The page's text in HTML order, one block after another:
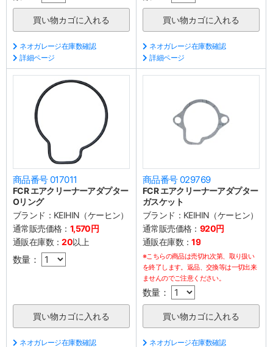
ネオガレージ在庫数確認
詳細ページ
ネオガレージ在庫数確認
詳細ページ
商品番号 017011
FCR エアクリーナーアダプター
Oリング
ブランド： KEIHIN（ケーヒン）
通常販売価格： 1,570円
通販在庫数：20以上
数量：
ネオガレージ在庫数確認
商品番号 029769
FCR エアクリーナーアダプター
ガスケット
ブランド： KEIHIN（ケーヒン）
通常販売価格： 920円
通販在庫数：19
※こちらの商品は売切れ次第、取り扱い
を終了します。返品、交換等は一切出来
ませんのでご注意ください。
数量：
ネオガレージ在庫数確認